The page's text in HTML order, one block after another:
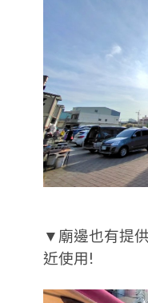
▼廟邊也有提
近使用!